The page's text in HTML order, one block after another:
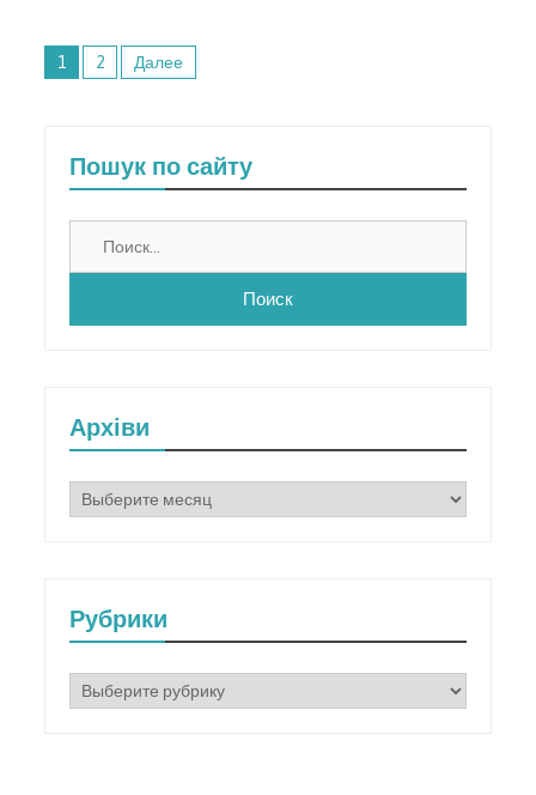
по
1 2 Далее
Пошук по сайту
Архіви
Архіви
Рубрики
Рубрики